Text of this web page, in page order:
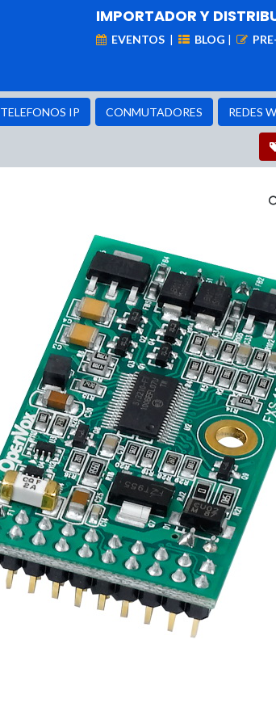
IMPORTADOR Y
EVENTOS | BLOG |
TELEFONOS IP CONMUTADORES REDES